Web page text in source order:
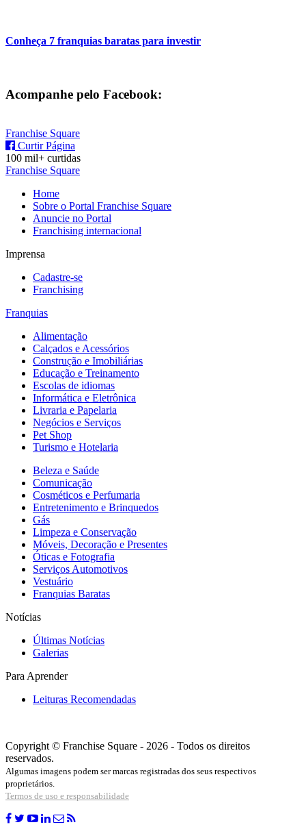
Conheça 7 franquias baratas para investir
Acompanhe pelo Facebook:
Franchise Square
Curtir Página
100 mil+ curtidas
Franchise Square
Home
Sobre o Portal Franchise Square
Anuncie no Portal
Franchising internacional
Imprensa
Cadastre-se
Franchising
Franquias
Alimentação
Calçados e Acessórios
Construção e Imobiliárias
Educação e Treinamento
Escolas de idiomas
Informática e Eletrônica
Livraria e Papelaria
Negócios e Serviços
Pet Shop
Turismo e Hotelaria
Beleza e Saúde
Comunicação
Cosméticos e Perfumaria
Entretenimento e Brinquedos
Gás
Limpeza e Conservação
Móveis, Decoração e Presentes
Óticas e Fotografia
Serviços Automotivos
Vestuário
Franquias Baratas
Notícias
Últimas Notícias
Galerias
Para Aprender
Leituras Recomendadas
Copyright © Franchise Square - 2026 - Todos os direitos
reservados.
Algumas imagens podem ser marcas registradas dos seus respectivos
proprietários.
Termos de uso e responsabilidade